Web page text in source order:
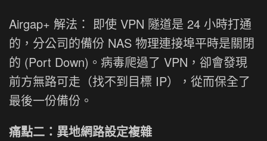
Airgap+ 解法： 即使 VPN 隧道是 24 小時打通
的，分公司的備份 NAS 物理連接埠平時是關閉
的 (Port Down)。病毒爬過了 VPN，卻會發現
前方無路可走（找不到目標 IP），從而保全了
最後一份備份。
痛點二：異地網路設定複雜